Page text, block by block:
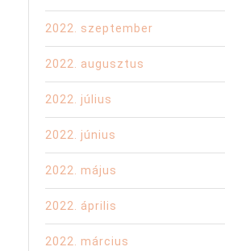
2022. szeptember
2022. augusztus
2022. július
2022. június
2022. május
2022. április
2022. március